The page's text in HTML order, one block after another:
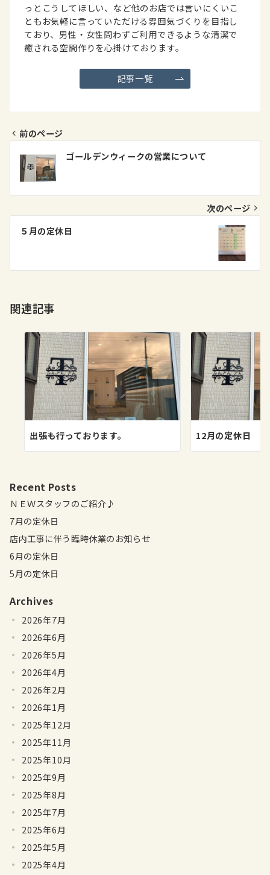
っとこうしてほしい、など他のお店では言いにくいこ
ともお気軽に言っていただける雰囲気づくりを目指し
ており、男性・女性問わずご利用できるような清潔で
癒される空間作りを心掛けております。
記事一覧
投
稿
ナ
ビ
ゲ
シ
ン
前のページ
ゴールデンウィークの営業について
次のページ
５月の定休日
関連記事
出張も行っております。 12月の定休日
Recent Posts
ＮＥＷスタッフのご紹介♪
7月の定休日
店内工事に伴う臨時休業のお知らせ
6月の定休日
5月の定休日
Archives
2026年7月
2026年6月
2026年5月
2026年4月
2026年2月
2026年1月
2025年12月
2025年11月
2025年10月
2025年9月
2025年8月
2025年7月
2025年6月
2025年5月
2025年4月